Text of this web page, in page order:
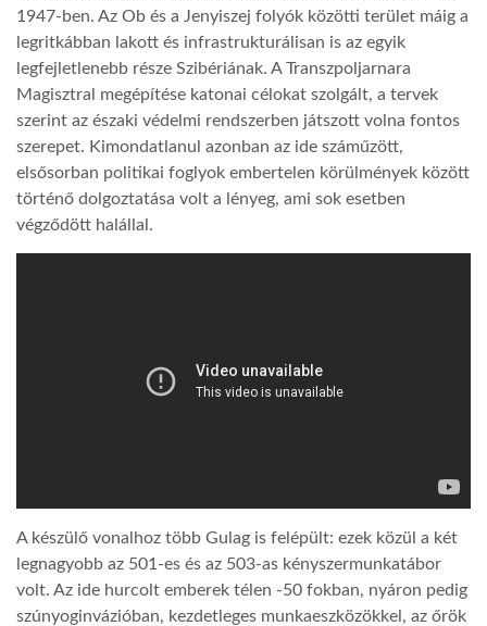
1947-ben. Az Ob és a Jenyiszej folyók közötti terület máig a
legritkábban lakott és infrastrukturálisan is az egyik
legfejletlenebb része Szibériának. A Transzpoljarnara
Magisztral megépítése katonai célokat szolgált, a tervek
szerint az északi védelmi rendszerben játszott volna fontos
szerepet. Kimondatlanul azonban az ide száműzött,
elsősorban politikai foglyok embertelen körülmények között
történő dolgoztatása volt a lényeg, ami sok esetben
végződött halállal.
A készülő vonalhoz több Gulag is felépült: ezek közül a két
legnagyobb az 501-es és az 503-as kényszermunkatábor
volt. Az ide hurcolt emberek télen -50 fokban, nyáron pedig
szúnyoginvázióban, kezdetleges munkaeszközökkel, az őrök